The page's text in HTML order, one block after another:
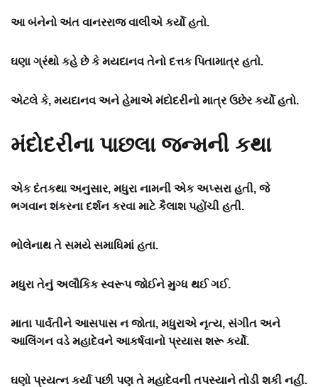
આ બંનેનો અંત વાનરરાજ વાલીએ કર્યો હતો.
ઘણા ગ્રંથો કહે છે કે મયદાનવ તેનો દત્તક પિતામાત્ર હતો.
એટલે કે, મયદાનવ અને હેમાએ મંદોદરીનો માત્ર ઉછેર કર્યો હતો.
મંદોદરીના પાછલા જન્મની કથા
એક દંતકથા અનુસાર, મધુરા નામની એક અપ્સરા હતી, જે
ભગવાન શંકરના દર્શન કરવા માટે કૈલાશ પહોંચી હતી.
ભોલેનાથ તે સમયે સમાધિમાં હતા.
મધુરા તેનું અલૌકિક સ્વરૂપ જોઈને મુગ્ધ થઈ ગઈ.
માતા પાર્વતીને આસપાસ ન જોતા, મધુરાએ નૃત્ય, સંગીત અને
આલિંગન વડે મહાદેવને આકર્ષવાનો પ્રયાસ શરૂ કર્યો.
ઘણો પ્રયત્ન કર્યા પછી પણ તે મહાદેવની તપસ્યાને તોડી શકી નહીં.